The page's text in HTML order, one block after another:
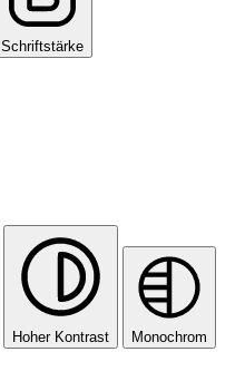
Schriftstärke
Hoher Kontrast Monochrom